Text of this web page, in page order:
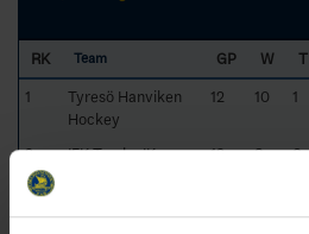
RK Team GP W T
1
Tyresö Hanviken
Hockey
12 10 1
2 IFK Tumba IK 12 8 0
3
4
Åker/Strängnäs
12 7 0